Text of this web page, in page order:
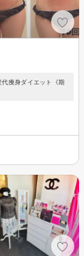
代痩身ダイエット《期